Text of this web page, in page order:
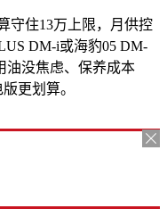
守住13万上限，月供控
DM-i或海豹05 DM-
没焦虑、保养成本
更划算。